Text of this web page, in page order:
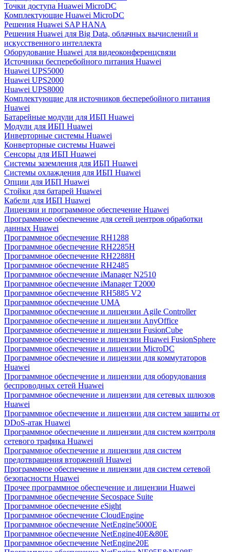
Точки доступа Huawei MicroDC
Комплектующие Huawei MicroDC
Решения Huawei SAP HANA
Решения Huawei для Big Data, облачных вычислений и
искусственного интеллекта
Оборудование Huawei для видеоконференцсвязи
Источники бесперебойного питания Huawei
Huawei UPS5000
Huawei UPS2000
Huawei UPS8000
Комплектующие для источников бесперебойного питания
Huawei
Батарейные модули для ИБП Huawei
Модули для ИБП Huawei
Инверторные системы Huawei
Конверторные системы Huawei
Сенсоры для ИБП Huawei
Системы заземления для ИБП Huawei
Системы охлаждения для ИБП Huawei
Опции для ИБП Huawei
Стойки для батарей Huawei
Кабели для ИБП Huawei
Лицензии и программное обеспечение Huawei
Программное обеспечение для сетей центров обработки
данных Huawei
Программное обеспечение RH1288
Программное обеспечение RH2285H
Программное обеспечение RH2288H
Программное обеспечение RH2485
Программное обеспечение iManager N2510
Программное обеспечение iManager T2000
Программное обеспечение RH5885 V2
Программное обеспечение UMA
Программное обеспечение и лицензии Agile Controller
Программное обеспечение и лицензии AnyOffice
Программное обеспечение и лицензии FusionCube
Программное обеспечение и лицензии Huawei FusionSphere
Программное обеспечение и лицензии MicroDC
Программное обеспечение и лицензии для коммутаторов
Huawei
Программное обеспечение и лицензии для оборудования
беспроводных сетей Huawei
Программное обеспечение и лицензии для сетевых шлюзов
Huawei
Программное обеспечение и лицензии для систем защиты от
DDoS-атак Huawei
Программное обеспечение и лицензии для систем контроля
сетевого трафика Huawei
Программное обеспечение и лицензии для систем
предотвращения вторжений Huawei
Программное обеспечение и лицензии для систем сетевой
безопасности Huawei
Прочее программное обеспечение и лицензии Huawei
Программное обеспечение Secospace Suite
Программное обеспечение eSight
Программное обеспечение CloudEngine
Программное обеспечение NetEngine5000E
Программное обеспечение NetEngine40E&80E
Программное обеспечение NetEngine20E